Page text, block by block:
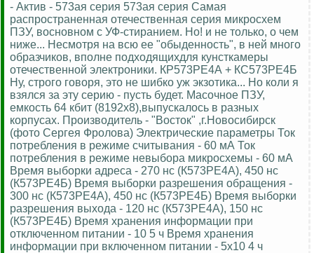
- Актив - 573ая серия 573ая серия Самая
распространенная отечественная серия микросхем
ПЗУ, восновном с УФ-стиранием. Но! и не только, о чем
ниже... Несмотря на всю ее "обыденность", в ней много
образчиков, вполне подходящихдля кунсткамеры
отечественной электроники. КР573РЕ4А + КC573РЕ4Б
Ну, строго говоря, это не шибко уж экзотика... Но коли я
взялся за эту серию - пусть будет. Масочное ПЗУ,
емкость 64 кбит (8192х8),выпускалось в разных
корпусах. Производитель - "Восток" ,г.Новосибирск
(фото Сергея Фролова) Электрические параметры Ток
потребления в режиме считывания - 60 мА Ток
потребления в режиме невыбора микросхемы - 60 мА
Время выборки адреса - 270 нс (К573РЕ4А), 450 нс
(К573РЕ4Б) Время выборки разрешения обращения -
300 нс (К573РЕ4А), 450 нс (К573РЕ4Б) Время выборки
разрешения выхода - 120 нс (К573РЕ4А), 150 нс
(К573РЕ4Б) Время хранения информации при
отключенном питании - 10 5 ч Время хранения
информации при включенном питании - 5х10 4 ч